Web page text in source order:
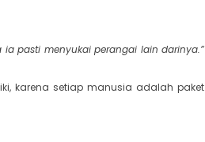
pasti menyukai perangai lain darinya.”
karena setiap manusia adalah paket